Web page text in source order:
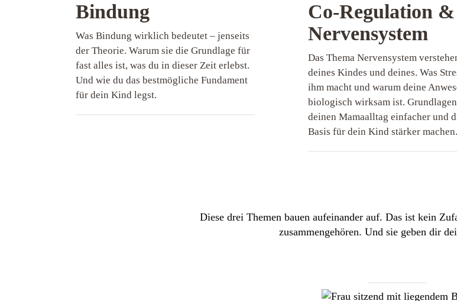
Bindung
Was Bindung wirklich bedeutet – jenseits
der Theorie. Warum sie die Grundlage für
fast alles ist, was du in dieser Zeit erlebst.
Und wie du das bestmögliche Fundament
für dein Kind legst.
Co-Regulation &
Nervensystem
Das Thema Nervensystem
deines Kindes und deines. Was
ihm macht und warum deine
biologisch wirksam ist.
deinen Mamaalltag einfacher und
Basis für dein Kind stärker machen.
Diese drei Themen bauen aufeinander auf. Das ist kein
zusammengehören. Und sie geben dir